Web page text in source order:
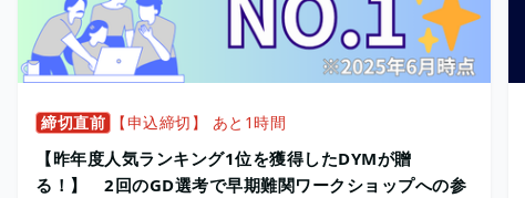
締切直前 【申込締切】 あと1時間
【昨年度人気ランキング1位を獲得したDYMが贈
る！】 2回のGD選考で早期難関ワークショップへの参